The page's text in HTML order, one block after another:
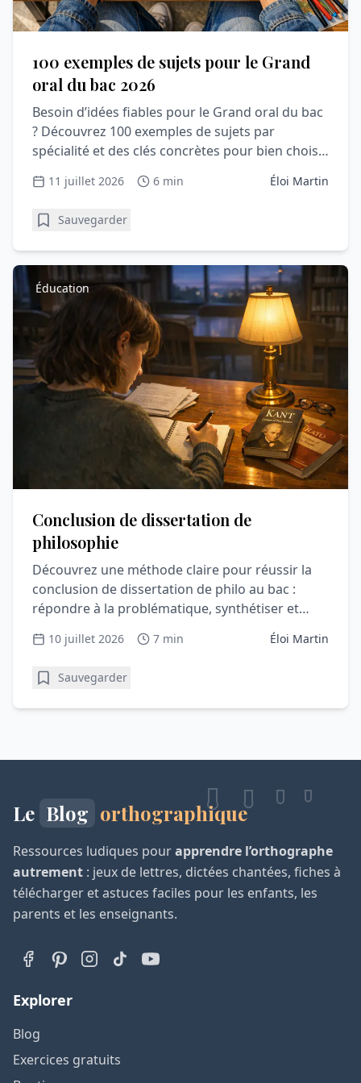
100 exemples de sujets pour le Grand
oral du bac 2026
Besoin d’idées fiables pour le Grand oral du bac
? Découvrez 100 exemples de sujets par
spécialité et des clés concrètes pour bien choisir
11 juillet 2026 6 min Éloi Martin
Sauvegarder
Éducation
Conclusion de dissertation de
philosophie
Découvrez une méthode claire pour réussir la
conclusion de dissertation de philo au bac :
répondre à la problématique, synthétiser et
10 juillet 2026 7 min Éloi Martin
Sauvegarder
Le Blog orthographique
Ressources ludiques pourapprendre l’orthographe
autrement : jeux de lettres, dictées chantées, fiches à
télécharger et astuces faciles pour les enfants, les
parents et les enseignants.
Explorer
Blog
Exercices gratuits